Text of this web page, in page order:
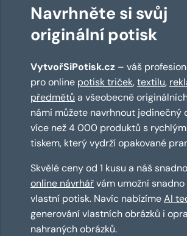
Navrhněte si svůj
originální potisk
VytvořSiPotisk.cz – váš
pro online potisk triček,textilu,
předmětů a všeobecně
námi můžete navrhnout jedinečný
více než 4 000 produktů s
tiskem, který vydrží opakované
Skvělé ceny od 1 kusu a náš
online návrhářvám umožní
vlastní potisk. Navíc nabízímeAI
generování vlastních obrázků i
nahraných obrázků.